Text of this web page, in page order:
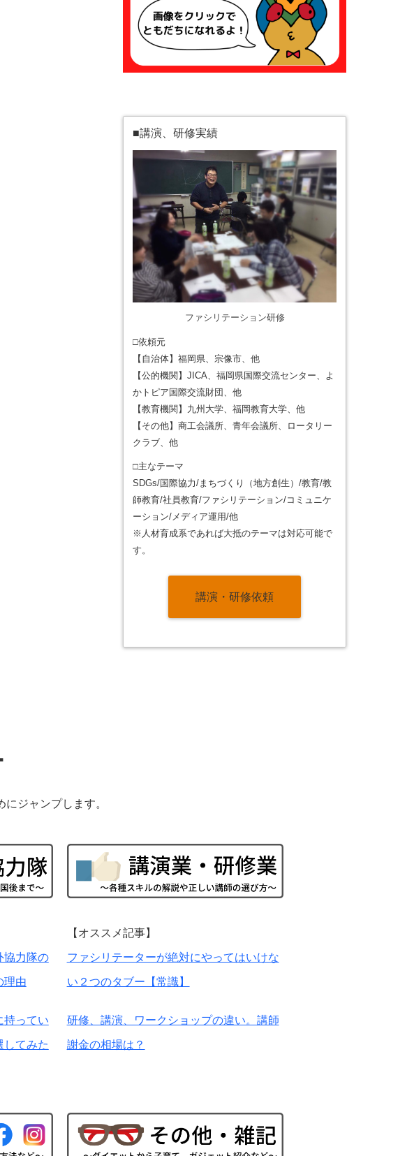
■講演、研修実績
ファシリテーション研修
□依頼元
【自治体】福岡県、宗像市、他
【公的機関】JICA、福岡県国際交流センター、よ
かトピア国際交流財団、他
【教育機関】九州大学、福岡教育大学、他
【その他】商工会議所、青年会議所、ロータリー
クラブ、他
□主なテーマ
SDGs/国際協力/まちづくり（地方創生）/教育/教
師教育/社員教育/ファシリテーション/コミュニケ
ーション/メディア運用/他
※人材育成系であれば大抵のテーマは対応可能で
す。
講演・研修依頼
ジャンプします。
協力隊の
理由
持ってい
してみた
【オススメ記事】
ファシリテーターが絶対にやってはいけな
い２つのタブー【常識】
研修、講演、ワークショップの違い。講師
謝金の相場は？